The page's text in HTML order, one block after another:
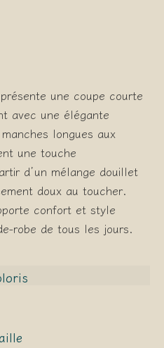
une coupe courte
avec une élégante
longues aux
une touche
d’un mélange douillet
doux au toucher.
confort et style
robe de tous les jours.